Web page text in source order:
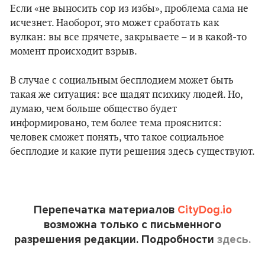
Если «не выносить сор из избы», проблема сама не
исчезнет. Наоборот, это может сработать как
вулкан: вы все прячете, закрываете – и в какой-то
момент происходит взрыв.
В случае с социальным бесплодием может быть
такая же ситуация: все щадят психику людей. Но,
думаю, чем больше общество будет
информировано, тем более тема прояснится:
человек сможет понять, что такое социальное
бесплодие и какие пути решения здесь существуют.
Перепечатка материалов CityDog.io
возможна только с письменного
разрешения редакции. Подробности здесь.